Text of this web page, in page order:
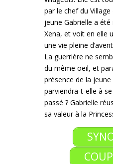
par le chef du
jeune Gabrielle a
Xena, et voit en elle
une vie pleine
La guerrière ne
du même oeil, et
présence de la
parviendra-t-elle à
passé ? Gabrielle
sa valeur à la